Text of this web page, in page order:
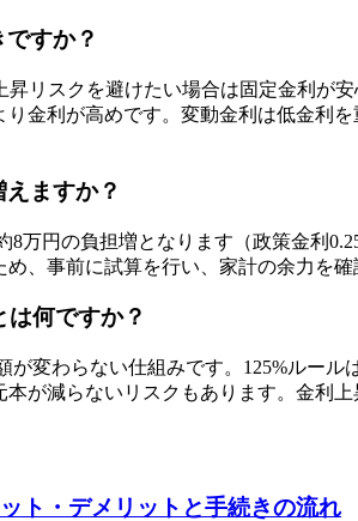
すか？
リスクを避けたい場合は固定金利が
金利が高めです。変動金利は低金利
ますか？
8万円の負担増となります（政策金利
、事前に試算を行い、家計の余力を確
何ですか？
変わらない仕組みです。125%ルー
が減らないリスクもあります。金利
ト・デメリットと手続きの流れ